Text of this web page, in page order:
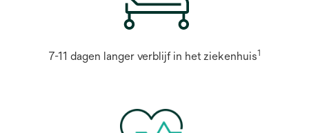
7-11 dagen langer verblijf in het ziekenhuis1